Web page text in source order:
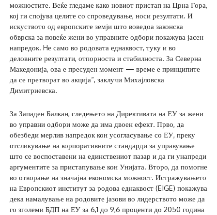
можностите. Веќе гледаме како новиот пристап на Црна Гора,
кој ги спојува целите со спроведување, носи резултати. И
искуството од европските земји што воведоа законска
обврска за повеќе жени во управните одбори покажува јасен
напредок. Hе само во родовата еднаквост, туку и во
деловните резултати, отпорноста и стабилноста. За Северна
Македонија, ова е пресуден момент — време е принципите
да се претворат во акција“, заклучи Михајловска
Димитриевска.
За Западен Балкан, следењето на Директивата на ЕУ за жени
во управни одбори може да има двоен ефект. Прво, да
обезбеди мерлив напредок кон усогласување со ЕУ, преку
отсликување на корпоративните стандарди за управување
што се воспоставени на единствениот пазар и да ги унапреди
аргументите за пристапување кон Унијата. Второ, да помогне
во отворање на значајна економска можност. Истражувањето
на Европскиот институт за родова еднаквост (EIGE) покажува
дека намалување на родовите јазови во лидерството може да
го зголеми БДП на ЕУ за 6,1 до 9,6 проценти до 2050 година